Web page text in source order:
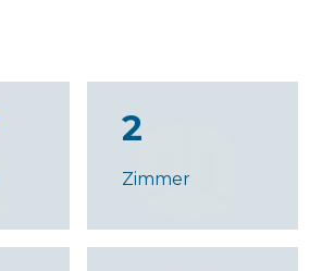
2
Zimmer